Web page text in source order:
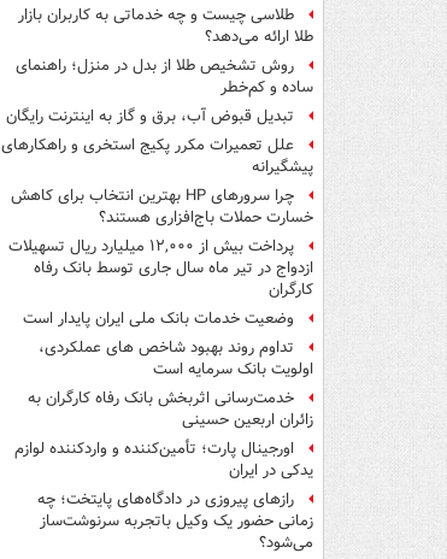
طلاسی چیست و چه خدماتی به کاربران بازار
طلا ارائه می‌دهد؟
روش تشخیص طلا از بدل در منزل؛ راهنمای
ساده و کم‌خطر
تبدیل قبوض آب، برق و گاز به اینترنت رایگان
علل تعمیرات مکرر پکیج استخری و راهکارهای
پیشگیرانه
چرا سرورهای HP بهترین انتخاب برای کاهش
خسارت حملات باج‌افزاری هستند؟
پرداخت بیش از ۱۲,۰۰۰ میلیارد ریال تسهیلات
ازدواج در تیر ماه سال جاری توسط بانک رفاه
کارگران
وضعیت خدمات بانک ملی ایران پایدار است
تداوم روند بهبود شاخص های عملکردی،
اولویت بانک سرمایه است
خدمت‌رسانی اثربخش بانک رفاه کارگران به
زائران اربعین حسینی
اورجینال پارت؛ تأمین‌کننده و واردکننده لوازم
یدکی در ایران
رازهای پیروزی در دادگاه‌های پایتخت؛ چه
زمانی حضور یک وکیل باتجربه سرنوشت‌ساز
می‌شود؟